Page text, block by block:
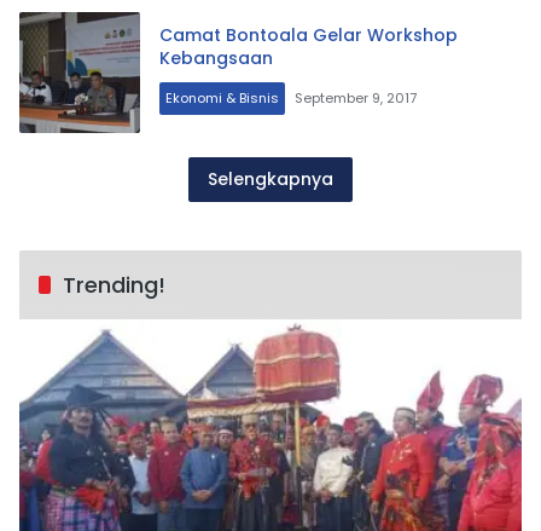
Camat Bontoala Gelar Workshop
Kebangsaan
Ekonomi & Bisnis September 9, 2017
Selengkapnya
Trending!